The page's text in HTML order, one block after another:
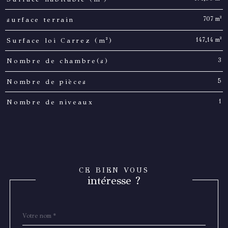
surface terrain 707 m²
Surface loi Carrez (m²) 147,14 m²
Nombre de chambre(s) 3
Nombre de pièces 5
Nombre de niveaux 1
CE BIEN VOUS
intéresse ?
par
*